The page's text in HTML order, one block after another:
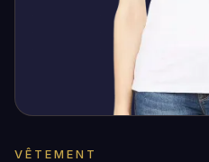
VÊTEMENT